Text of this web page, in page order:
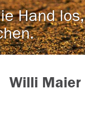
Hand los,
Willi Maier